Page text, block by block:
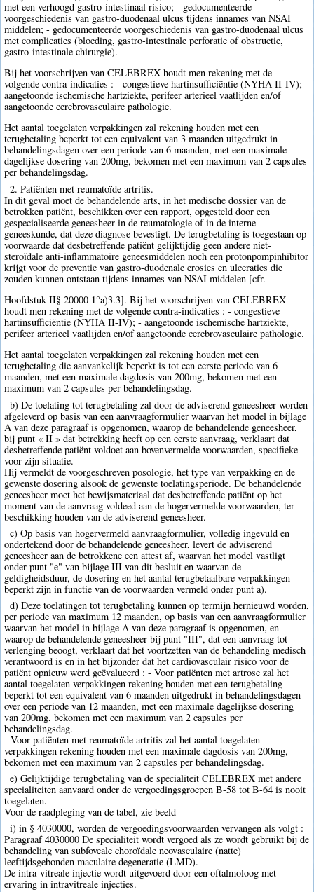
met een verhoogd gastro-intestinaal risico; - gedocumenteerde
voorgeschiedenis van gastro-duodenaal ulcus tijdens innames van NSAI
middelen; - gedocumenteerde voorgeschiedenis van gastro-duodenaal ulcus
met complicaties (bloeding, gastro-intestinale perforatie of obstructie,
gastro-intestinale chirurgie).
Bij het voorschrijven van CELEBREX houdt men rekening met de
volgende contra-indicaties : - congestieve hartinsufficiëntie (NYHA II-IV); -
aangetoonde ischemische hartziekte, perifeer arterieel vaatlijden en/of
aangetoonde cerebrovasculaire pathologie.
Het aantal toegelaten verpakkingen zal rekening houden met een
terugbetaling beperkt tot een equivalent van 3 maanden uitgedrukt in
behandelingsdagen over een periode van 6 maanden, met een maximale
dagelijkse dosering van 200mg, bekomen met een maximum van 2 capsules
per behandelingsdag.
2. Patiënten met reumatoïde artritis.
In dit geval moet de behandelende arts, in het medische dossier van de
betrokken patiënt, beschikken over een rapport, opgesteld door een
gespecialiseerde geneesheer in de reumatologie of in de interne
geneeskunde, dat deze diagnose bevestigt. De terugbetaling is toegestaan op
voorwaarde dat desbetreffende patiënt gelijktijdig geen andere niet-
steroïdale anti-inflammatoire geneesmiddelen noch een protonpompinhibitor
krijgt voor de preventie van gastro-duodenale erosies en ulceraties die
zouden kunnen ontstaan tijdens innames van NSAI middelen [cfr.
Hoofdstuk II§ 20000 1°a)3.3]. Bij het voorschrijven van CELEBREX
houdt men rekening met de volgende contra-indicaties : - congestieve
hartinsufficiëntie (NYHA II-IV); - aangetoonde ischemische hartziekte,
perifeer arterieel vaatlijden en/of aangetoonde cerebrovasculaire pathologie.
Het aantal toegelaten verpakkingen zal rekening houden met een
terugbetaling die aanvankelijk beperkt is tot een eerste periode van 6
maanden, met een maximale dagdosis van 200mg, bekomen met een
maximum van 2 capsules per behandelingsdag.
b) De toelating tot terugbetaling zal door de adviserend geneesheer worden
afgeleverd op basis van een aanvraagformulier waarvan het model in bijlage
A van deze paragraaf is opgenomen, waarop de behandelende geneesheer,
bij punt « II » dat betrekking heeft op een eerste aanvraag, verklaart dat
desbetreffende patiënt voldoet aan bovenvermelde voorwaarden, specifieke
voor zijn situatie.
Hij vermeldt de voorgeschreven posologie, het type van verpakking en de
gewenste dosering alsook de gewenste toelatingsperiode. De behandelende
geneesheer moet het bewijsmateriaal dat desbetreffende patiënt op het
moment van de aanvraag voldeed aan de hogervermelde voorwaarden, ter
beschikking houden van de adviserend geneesheer.
c) Op basis van hogervermeld aanvraagformulier, volledig ingevuld en
ondertekend door de behandelende geneesheer, levert de adviserend
geneesheer aan de betrokkene een attest af, waarvan het model vastligt
onder punt "e" van bijlage III van dit besluit en waarvan de
geldigheidsduur, de dosering en het aantal terugbetaalbare verpakkingen
beperkt zijn in functie van de voorwaarden vermeld onder punt a).
d) Deze toelatingen tot terugbetaling kunnen op termijn hernieuwd worden,
per periode van maximum 12 maanden, op basis van een aanvraagformulier
waarvan het model in bijlage A van deze paragraaf is opgenomen, en
waarop de behandelende geneesheer bij punt "III", dat een aanvraag tot
verlenging beoogt, verklaart dat het voortzetten van de behandeling medisch
verantwoord is en in het bijzonder dat het cardiovasculair risico voor de
patiënt opnieuw werd geëvalueerd : - Voor patiënten met artrose zal het
aantal toegelaten verpakkingen rekening houden met een terugbetaling
beperkt tot een equivalent van 6 maanden uitgedrukt in behandelingsdagen
over een periode van 12 maanden, met een maximale dagelijkse dosering
van 200mg, bekomen met een maximum van 2 capsules per
behandelingsdag.
- Voor patiënten met reumatoïde artritis zal het aantal toegelaten
verpakkingen rekening houden met een maximale dagdosis van 200mg,
bekomen met een maximum van 2 capsules per behandelingsdag.
e) Gelijktijdige terugbetaling van de specialiteit CELEBREX met andere
specialiteiten aanvaard onder de vergoedingsgroepen B-58 tot B-64 is nooit
toegelaten.
Voor de raadpleging van de tabel, zie beeld
i) in § 4030000, worden de vergoedingsvoorwaarden vervangen als volgt :
Paragraaf 4030000 De specialiteit wordt vergoed als ze wordt gebruikt bij de
behandeling van subfoveale choroïdale neovasculaire (natte)
leeftijdsgebonden maculaire degeneratie (LMD).
De intra-vitreale injectie wordt uitgevoerd door een oftalmoloog met
ervaring in intravitreale injecties.